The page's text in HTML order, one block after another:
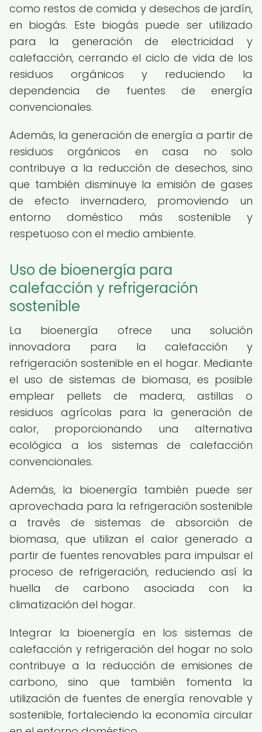
como restos de comida y desechos de jardín,
en biogás. Este biogás puede ser utilizado
para la generación de electricidad y
calefacción, cerrando el ciclo de vida de los
residuos orgánicos y reduciendo la
dependencia de fuentes de energía
convencionales.
Además, la generación de energía a partir de
residuos orgánicos en casa no solo
contribuye a la reducción de desechos, sino
que también disminuye la emisión de gases
de efecto invernadero, promoviendo un
entorno doméstico más sostenible y
respetuoso con el medio ambiente.
Uso de bioenergía para
calefacción y refrigeración
sostenible
La bioenergía ofrece una solución
innovadora para la calefacción y
refrigeración sostenible en el hogar. Mediante
el uso de sistemas de biomasa, es posible
emplear pellets de madera, astillas o
residuos agrícolas para la generación de
calor, proporcionando una alternativa
ecológica a los sistemas de calefacción
convencionales.
Además, la bioenergía también puede ser
aprovechada para la refrigeración sostenible
a través de sistemas de absorción de
biomasa, que utilizan el calor generado a
partir de fuentes renovables para impulsar el
proceso de refrigeración, reduciendo así la
huella de carbono asociada con la
climatización del hogar.
Integrar la bioenergía en los sistemas de
calefacción y refrigeración del hogar no solo
contribuye a la reducción de emisiones de
carbono, sino que también fomenta la
utilización de fuentes de energía renovable y
sostenible, fortaleciendo la economía circular